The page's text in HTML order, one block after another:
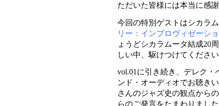
ただいた皆様には本当に感
今回の特別ゲストはシカラ
リー：インプロヴィゼーシ
ょうどシカラムータ結成20
しい中、駆けつけてくださ
vol.01に引き続き、デレク
ンド・オーディオでお聴き
さんのジャズ史の観点から
らのご発言をたまわりまし